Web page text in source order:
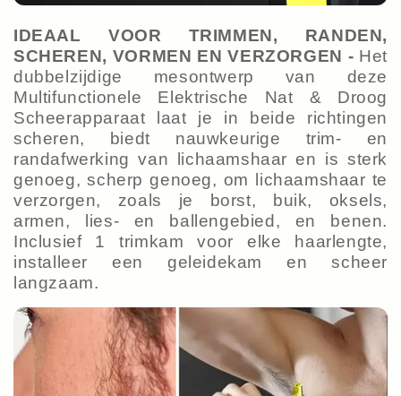
IDEAAL VOOR TRIMMEN, RANDEN,
SCHEREN, VORMEN EN VERZORGEN - Het
dubbelzijdige mesontwerp van deze
Multifunctionele Elektrische Nat & Droog
Scheerapparaat laat je in beide richtingen
scheren, biedt nauwkeurige trim- en
randafwerking van lichaamshaar en is sterk
genoeg, scherp genoeg, om lichaamshaar te
verzorgen, zoals je borst, buik, oksels,
armen, lies- en ballengebied, en benen.
Inclusief 1 trimkam voor elke haarlengte,
installeer een geleidekam en scheer
langzaam.